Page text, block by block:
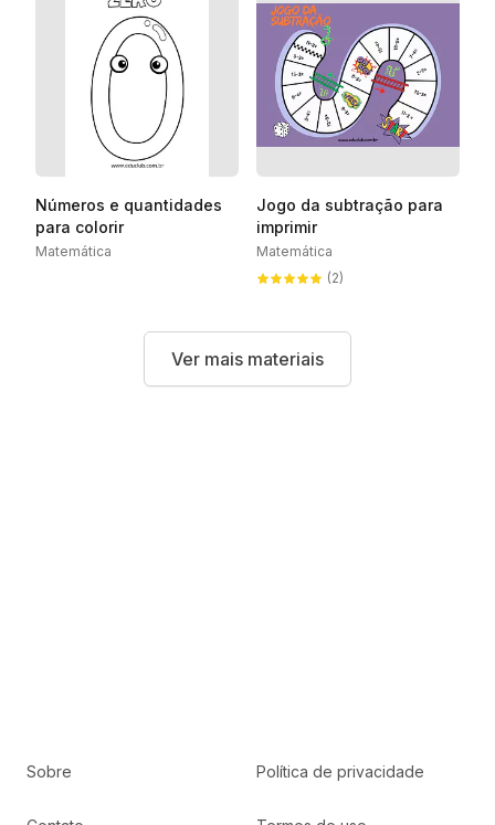
Números e quantidades
para colorir
Matemática
Jogo da subtração para
imprimir
Matemática
(2)
Ver mais materiais
Sobre Política de privacidade